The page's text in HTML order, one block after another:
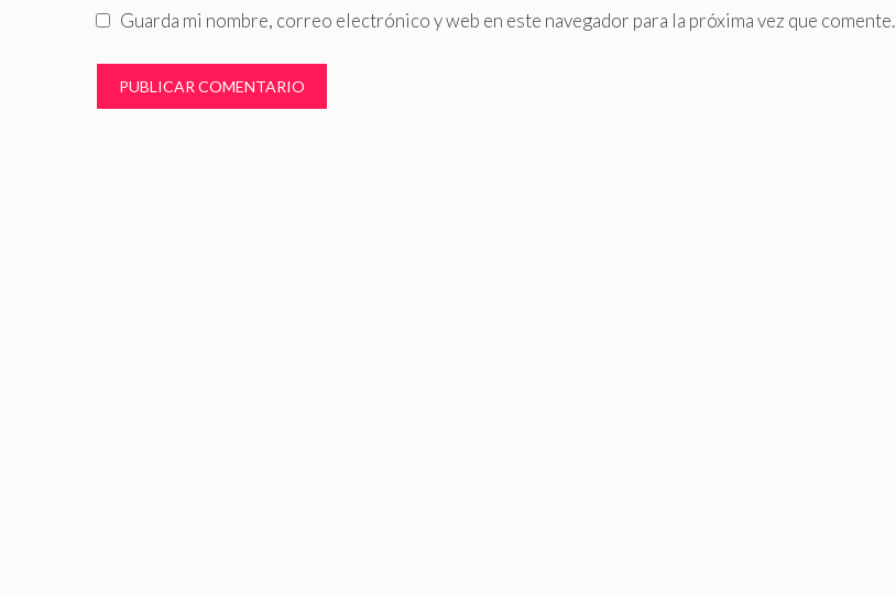
Guarda mi nombre, correo electrónico y web en este navegador para la próxima vez que comente.